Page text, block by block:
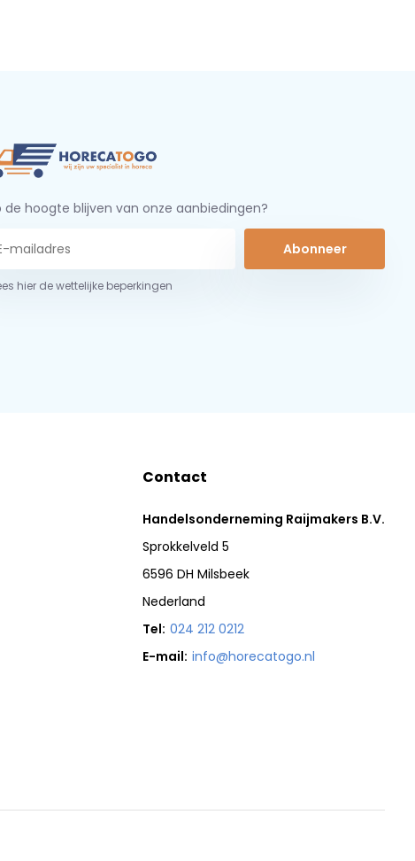
de hoogte blijven van onze aanbiedingen?
Abonneer
hier de wettelijke beperkingen
Contact
Handelsonderneming Raijmakers B.V.
Sprokkelveld 5
6596 DH Milsbeek
Nederland
Tel: 024 212 0212
E-mail: info@horecatogo.nl